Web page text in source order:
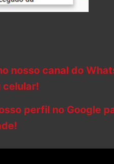
nosso canal do
celular!
perfil no Google